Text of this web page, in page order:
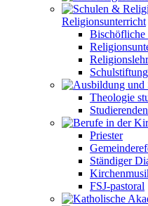
Religionsunterricht
Bischöfliche
Theologie
Priester
Ständiger
FSJ-pastoral